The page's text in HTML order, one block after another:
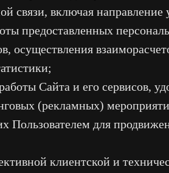
связи, включая направление
предоставленных
осуществления
Сайта и его сервисов,
(рекламных)
Пользователем для
клиентской и